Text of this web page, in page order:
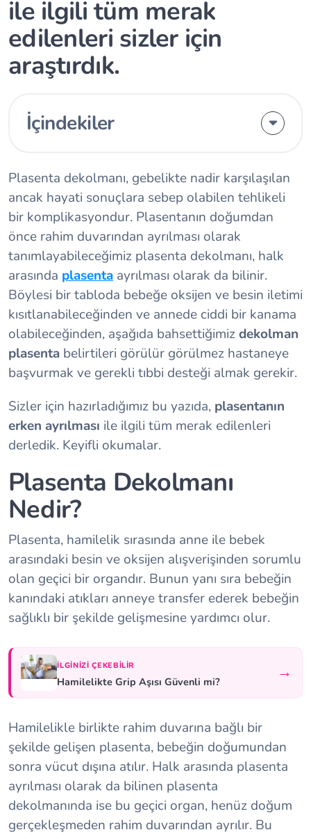
ile ilgili tüm merak
edilenleri sizler için
araştırdık.
İçindekiler
Plasenta dekolmanı, gebelikte nadir karşılaşılan
ancak hayati sonuçlara sebep olabilen tehlikeli
bir komplikasyondur. Plasentanın doğumdan
önce rahim duvarından ayrılması olarak
tanımlayabileceğimiz plasenta dekolmanı, halk
arasında plasenta ayrılması olarak da bilinir.
Böylesi bir tabloda bebeğe oksijen ve besin iletimi
kısıtlanabileceğinden ve annede ciddi bir kanama
olabileceğinden, aşağıda bahsettiğimizdekolman
plasenta belirtileri görülür görülmez hastaneye
başvurmak ve gerekli tıbbi desteği almak gerekir.
Sizler için hazırladığımız bu yazıda, plasentanın
erken ayrılması ile ilgili tüm merak edilenleri
derledik. Keyifli okumalar.
Plasenta Dekolmanı
Nedir?
Plasenta, hamilelik sırasında anne ile bebek
arasındaki besin ve oksijen alışverişinden sorumlu
olan geçici bir organdır. Bunun yanı sıra bebeğin
kanındaki atıkları anneye transfer ederek bebeğin
sağlıklı bir şekilde gelişmesine yardımcı olur.
İLGINIZI ÇEKEBILIR
Hamilelikte Grip Aşısı Güvenli mi? →
Hamilelikle birlikte rahim duvarına bağlı bir
şekilde gelişen plasenta, bebeğin doğumundan
sonra vücut dışına atılır. Halk arasında plasenta
ayrılması olarak da bilinen plasenta
dekolmanında ise bu geçici organ, henüz doğum
gerçekleşmeden rahim duvarından ayrılır. Bu